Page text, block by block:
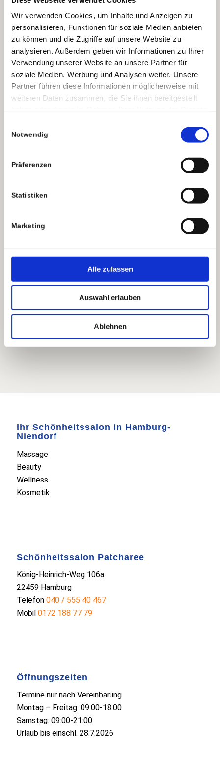
Wir verwenden Cookies, um Inhalte und Anzeigen zu
personalisieren, Funktionen für soziale Medien anbieten
zu können und die Zugriffe auf unsere Website zu
analysieren. Außerdem geben wir Informationen zu Ihrer
Verwendung unserer Website an unsere Partner für
soziale Medien, Werbung und Analysen weiter. Unsere
Partner führen diese Informationen möglicherweise mit
weiteren Daten zusammen, die Sie ihnen bereitgestellt
Notwendig
Präferenzen
Statistiken
Marketing
Alle zulassen
Auswahl erlauben
Ablehnen
An derSchminkschule Malu Wilzerwarb Sie ein
Zertifikat über die erfolgreiche Teilnahme an einem
Seminar mit dem Thema Make-up und Camouflage-
Technik.
Fortbildung bei derGertraud Gruber Kosmetik GmbH &
Co. KG — Zertifikat über die erfolgreiche Teilnahme
am Make-up Visagisten Trendfarben Workshop.
Ausbildung als Bürokauffrau.
Qualifikationen von
Ihr Schönheitssalon in Hamburg-
Niendorf
Massage
Beauty
Wellness
Kosmetik
Schönheitssalon Patcharee
König-Heinrich-Weg 106a
22459 Hamburg
Telefon 040 / 555 40 467
Mobil 0172 188 77 79
Öffnungszeiten
Termine nur nach Vereinbarung
Montag – Freitag: 09:00-18:00
Samstag: 09:00-21:00
Urlaub bis einschl. 28.7.2026